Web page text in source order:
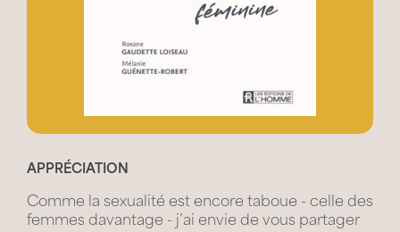
APPRÉCIATION
Comme la sexualité est encore taboue - celle des
femmes davantage - j’ai envie de vous partager